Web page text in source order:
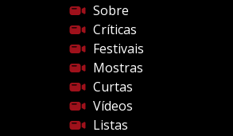
Sobre
Críticas
Festivais
Mostras
Curtas
Vídeos
Listas